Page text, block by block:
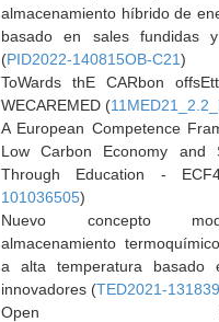
almacenamiento híbrido de
basado en sales fundidas
(PID2022-140815OB-C21)
ToWards thE CARbon
WECAREMED (
A European Competence
Low Carbon Economy and
Through Education -
101036505)
Nuevo concepto
almacenamiento
a alta temperatura basado
innovadores (TED2021-
Open